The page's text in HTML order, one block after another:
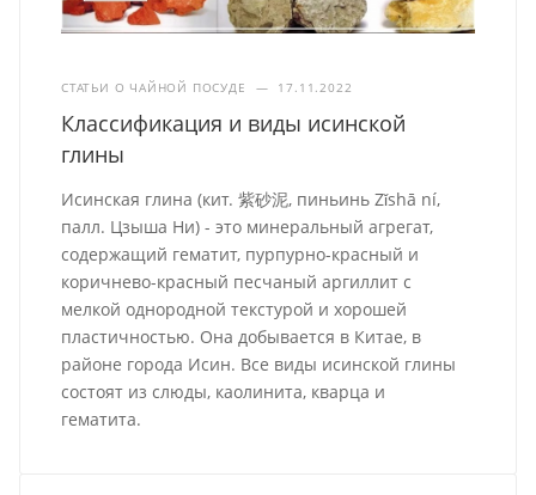
СТАТЬИ О ЧАЙНОЙ ПОСУДЕ — 17.11.2022
Классификация и виды исинской
глины
Исинская глина (кит. 紫砂泥, пиньинь Zǐshā ní,
палл. Цзыша Ни) - это минеральный агрегат,
содержащий гематит, пурпурно-красный и
коричнево-красный песчаный аргиллит с
мелкой однородной текстурой и хорошей
пластичностью. Она добывается в Китае, в
районе города Исин. Все виды исинской глины
состоят из слюды, каолинита, кварца и
гематита.